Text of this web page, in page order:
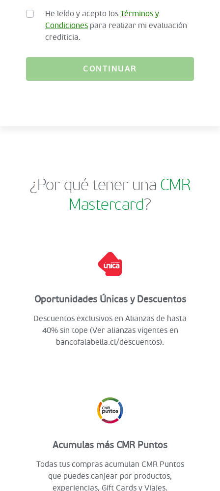
He leído y acepto los Términos y
Condiciones para realizar mi evaluación
crediticia.
CONTINUAR
¿Por qué tener una CMR
Mastercard?
Oportunidades Únicas y Descuentos
Descuentos exclusivos en Alianzas de hasta
40% sin tope (Ver alianzas vigentes en
bancofalabella.cl/descuentos).
Acumulas más CMR Puntos
Todas tus compras acumulan CMR Puntos
que puedes canjear por productos,
experiencias, Gift Cards y Viajes.